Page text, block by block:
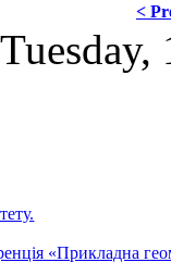
<
«Прикладна